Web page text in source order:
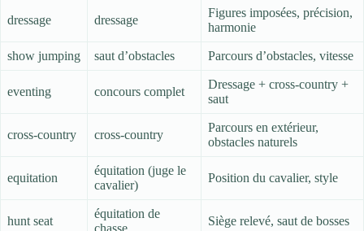
dressage dressage
Figures imposées, précision,
harmonie
show jumping saut d’obstacles Parcours d’obstacles, vitesse
eventing concours complet
Dressage + cross-country +
saut
cross-country cross-country
Parcours en extérieur,
obstacles naturels
equitation
équitation (juge le
cavalier)
Position du cavalier, style
hunt seat
équitation de
chasse
Siège relevé, saut de bosses